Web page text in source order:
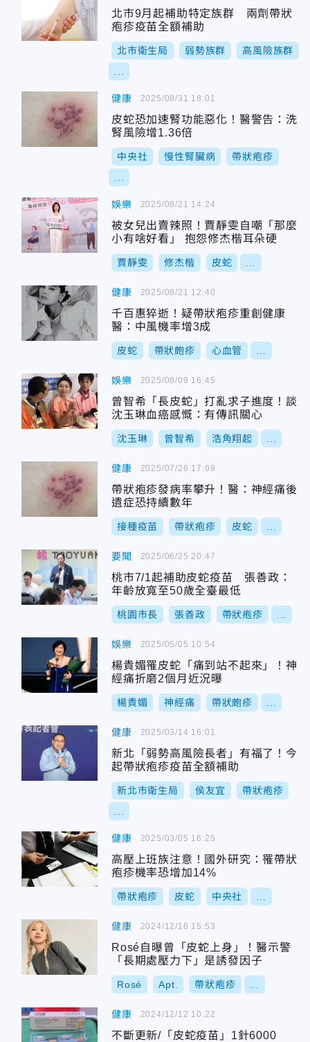
北市9月起補助特定族群 兩劑帶狀
疱疹疫苗全額補助
北市衛生局 弱勢族群 高風險族群
健康
皮蛇恐加速腎功能惡化！醫警告：洗
腎風險增1.36倍
中央社 慢性腎臟病 帶狀疱疹
2025/08/31 18:01
娛樂
被女兒出賣辣照！賈靜雯自嘲「那麼
小有啥好看」 抱怨修杰楷耳朵硬
賈靜雯 修杰楷 皮蛇
2025/08/21 14:24
健康
千百惠猝逝！疑帶狀疱疹重創健康
醫：中風機率增3成
皮蛇 帶狀皰疹 心血管
2025/08/21 12:40
娛樂
曾智希「長皮蛇」打亂求子進度！談
沈玉琳血癌感慨：有傳訊關心
沈玉琳 曾智希 浩角翔起
2025/08/09 16:45
健康
帶狀疱疹發病率攀升！醫：神經痛後
遺症恐持續數年
接種疫苗 帶狀疱疹 皮蛇
2025/07/26 17:09
要聞
桃市7/1起補助皮蛇疫苗 張善政：
年齡放寬至50歲全臺最低
桃園市長 張善政 帶狀疱疹
2025/06/25 20:47
娛樂
楊貴媚罹皮蛇「痛到站不起來」！神
經痛折磨2個月近況曝
楊貴媚 神經痛 帶狀皰疹
2025/05/05 10:54
健康
新北「弱勢高風險長者」有福了！今
起帶狀疱疹疫苗全額補助
新北市衛生局 侯友宜 帶狀疱疹
2025/03/14 16:01
健康
高壓上班族注意！國外研究：罹帶狀
疱疹機率恐增加14%
帶狀疱疹 皮蛇 中央社
2025/03/05 16:25
健康
Rosé自曝曾「皮蛇上身」！醫示警
「長期處壓力下」是誘發因子
Rosé Apt. 帶狀疱疹
2024/12/16 15:53
健康
不斷更新/「皮蛇疫苗」1針6000
2024/12/12 10:22